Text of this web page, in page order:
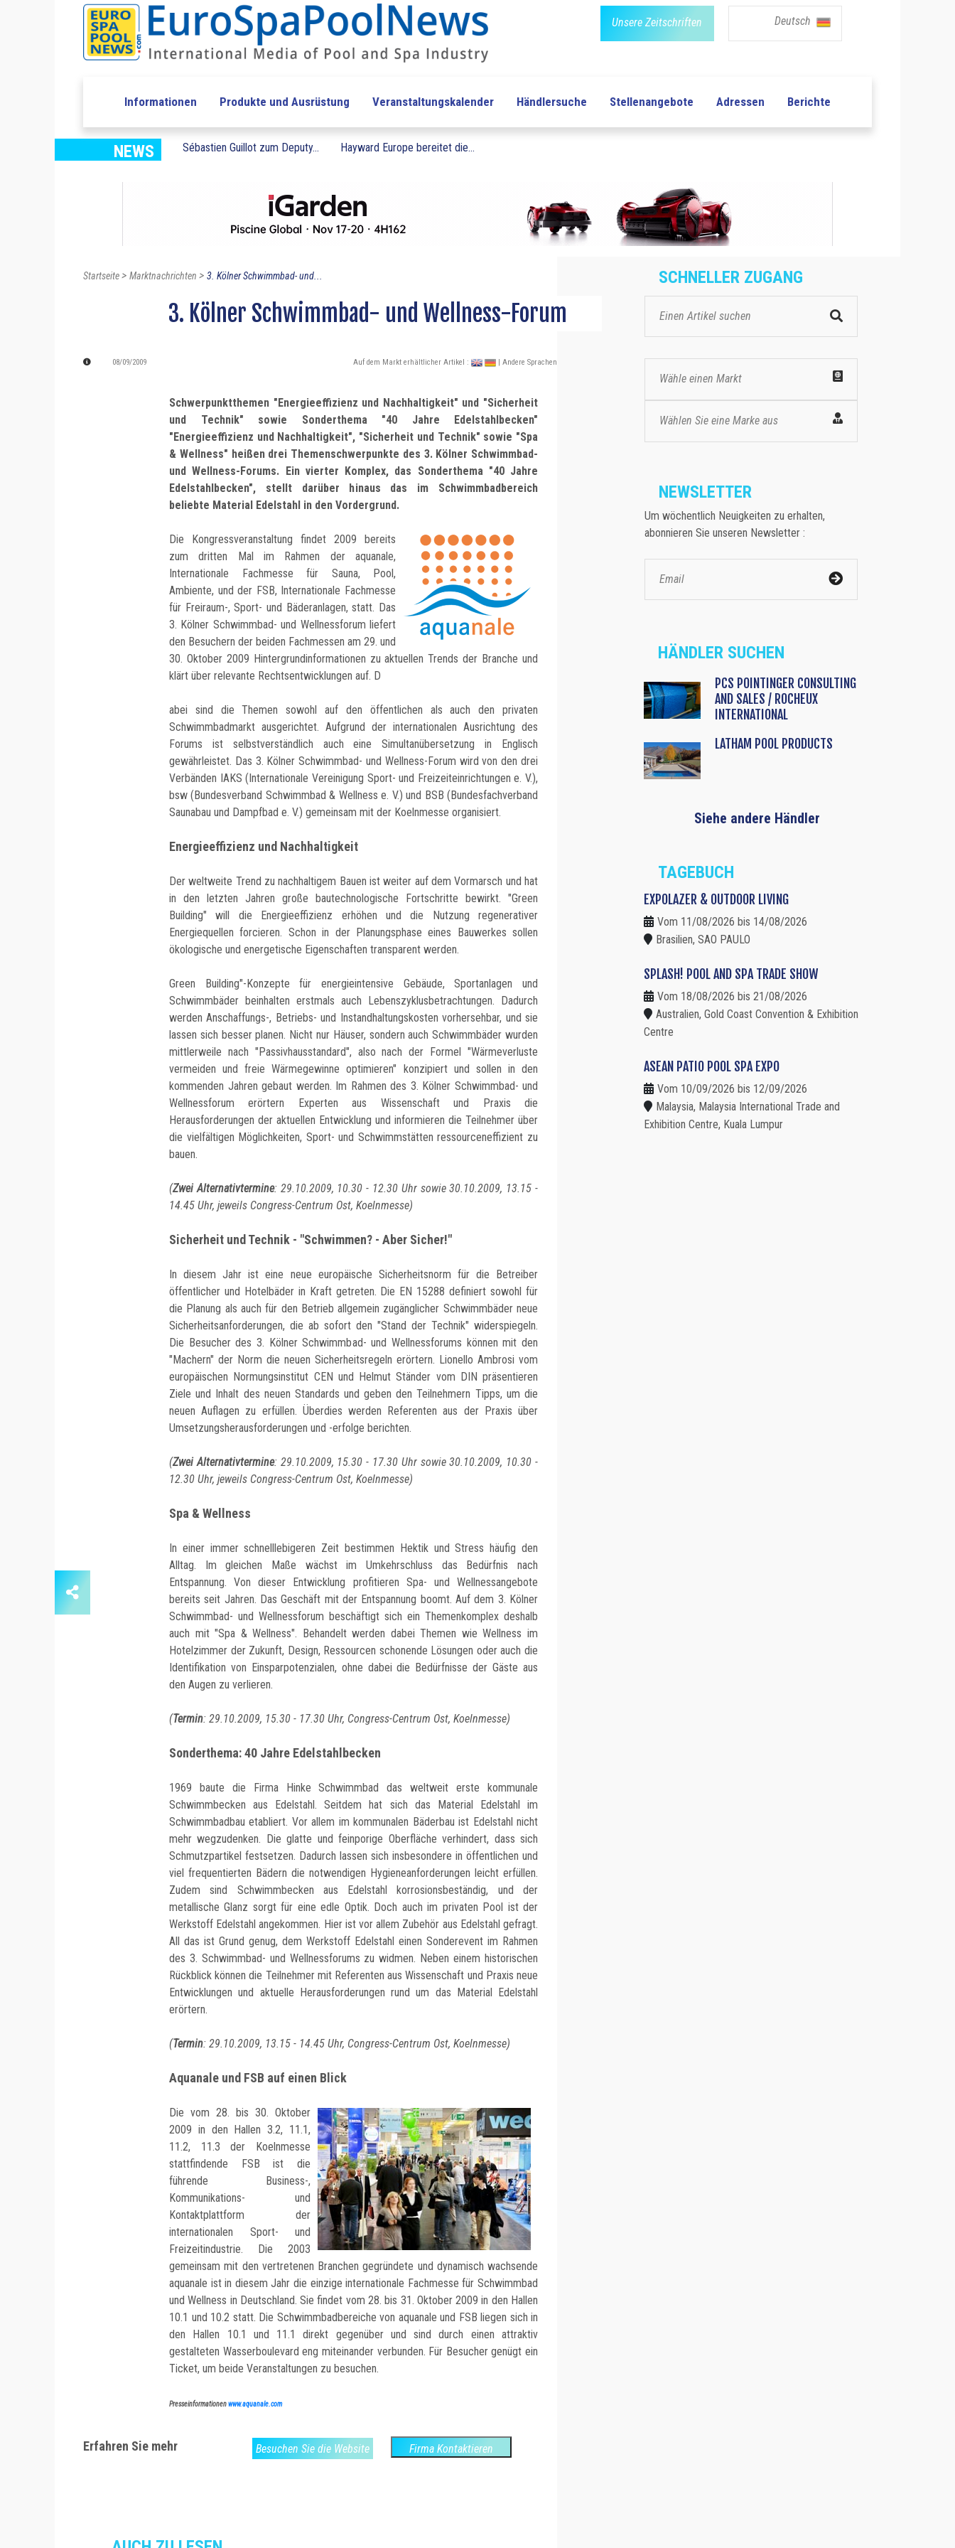
Unsere Zeitschriften Deutsch
Informationen Produkte und Ausrüstung Veranstaltungskalender Händlersuche Stellenangebote Adressen Berichte
NEWS Sébastien Guillot zum Deputy... Hayward Europe bereitet die...
Startseite> Marktnachrichten > 3. Kölner Schwimmbad- und...
3. Kölner Schwimmbad- und Wellness-Forum
08/09/2009 Auf dem Markt erhältlicher Artikel : | Andere Sprachen
Schwerpunktthemen "Energieeffizienz und Nachhaltigkeit" und "Sicherheit
und Technik" sowie Sonderthema "40 Jahre Edelstahlbecken"
"Energieeffizienz und Nachhaltigkeit", "Sicherheit und Technik" sowie "Spa
& Wellness" heißen drei Themenschwerpunkte des 3. Kölner Schwimmbad-
und Wellness-Forums. Ein vierter Komplex, das Sonderthema "40 Jahre
Edelstahlbecken", stellt darüber hinaus das im Schwimmbadbereich
beliebte Material Edelstahl in den Vordergrund.
Die Kongressveranstaltung findet 2009 bereits
zum dritten Mal im Rahmen der aquanale,
Internationale Fachmesse für Sauna, Pool,
Ambiente, und der FSB, Internationale Fachmesse
für Freiraum-, Sport- und Bäderanlagen, statt. Das
3. Kölner Schwimmbad- und Wellnessforum liefert
den Besuchern der beiden Fachmessen am 29. und
30. Oktober 2009 Hintergrundinformationen zu aktuellen Trends der Branche und
klärt über relevante Rechtsentwicklungen auf. D
abei sind die Themen sowohl auf den öffentlichen als auch den privaten
Schwimmbadmarkt ausgerichtet. Aufgrund der internationalen Ausrichtung des
Forums ist selbstverständlich auch eine Simultanübersetzung in Englisch
gewährleistet. Das 3. Kölner Schwimmbad- und Wellness-Forum wird von den drei
Verbänden IAKS (Internationale Vereinigung Sport- und Freizeiteinrichtungen e. V.),
bsw (Bundesverband Schwimmbad & Wellness e. V.) und BSB (Bundesfachverband
Saunabau und Dampfbad e. V.) gemeinsam mit der Koelnmesse organisiert.
Energieeffizienz und Nachhaltigkeit
Der weltweite Trend zu nachhaltigem Bauen ist weiter auf dem Vormarsch und hat
in den letzten Jahren große bautechnologische Fortschritte bewirkt. "Green
Building" will die Energieeffizienz erhöhen und die Nutzung regenerativer
Energiequellen forcieren. Schon in der Planungsphase eines Bauwerkes sollen
ökologische und energetische Eigenschaften transparent werden.
Green Building"-Konzepte für energieintensive Gebäude, Sportanlagen und
Schwimmbäder beinhalten erstmals auch Lebenszyklusbetrachtungen. Dadurch
werden Anschaffungs-, Betriebs- und Instandhaltungskosten vorhersehbar, und sie
lassen sich besser planen. Nicht nur Häuser, sondern auch Schwimmbäder wurden
mittlerweile nach "Passivhausstandard", also nach der Formel "Wärmeverluste
vermeiden und freie Wärmegewinne optimieren" konzipiert und sollen in den
kommenden Jahren gebaut werden. Im Rahmen des 3. Kölner Schwimmbad- und
Wellnessforum erörtern Experten aus Wissenschaft und Praxis die
Herausforderungen der aktuellen Entwicklung und informieren die Teilnehmer über
die vielfältigen Möglichkeiten, Sport- und Schwimmstätten ressourceneffizient zu
bauen.
(Zwei Alternativtermine: 29.10.2009, 10.30 - 12.30 Uhr sowie 30.10.2009, 13.15 -
14.45 Uhr, jeweils Congress-Centrum Ost, Koelnmesse)
Sicherheit und Technik - "Schwimmen? - Aber Sicher!"
In diesem Jahr ist eine neue europäische Sicherheitsnorm für die Betreiber
öffentlicher und Hotelbäder in Kraft getreten. Die EN 15288 definiert sowohl für
die Planung als auch für den Betrieb allgemein zugänglicher Schwimmbäder neue
Sicherheitsanforderungen, die ab sofort den "Stand der Technik" widerspiegeln.
Die Besucher des 3. Kölner Schwimmbad- und Wellnessforums können mit den
"Machern" der Norm die neuen Sicherheitsregeln erörtern. Lionello Ambrosi vom
europäischen Normungsinstitut CEN und Helmut Ständer vom DIN präsentieren
Ziele und Inhalt des neuen Standards und geben den Teilnehmern Tipps, um die
neuen Auflagen zu erfüllen. Überdies werden Referenten aus der Praxis über
Umsetzungsherausforderungen und -erfolge berichten.
(Zwei Alternativtermine: 29.10.2009, 15.30 - 17.30 Uhr sowie 30.10.2009, 10.30 -
12.30 Uhr, jeweils Congress-Centrum Ost, Koelnmesse)
Spa & Wellness
In einer immer schnelllebigeren Zeit bestimmen Hektik und Stress häufig den
Alltag. Im gleichen Maße wächst im Umkehrschluss das Bedürfnis nach
Entspannung. Von dieser Entwicklung profitieren Spa- und Wellnessangebote
bereits seit Jahren. Das Geschäft mit der Entspannung boomt. Auf dem 3. Kölner
Schwimmbad- und Wellnessforum beschäftigt sich ein Themenkomplex deshalb
auch mit "Spa & Wellness". Behandelt werden dabei Themen wie Wellness im
Hotelzimmer der Zukunft, Design, Ressourcen schonende Lösungen oder auch die
Identifikation von Einsparpotenzialen, ohne dabei die Bedürfnisse der Gäste aus
den Augen zu verlieren.
(Termin: 29.10.2009, 15.30 - 17.30 Uhr, Congress-Centrum Ost, Koelnmesse)
Sonderthema: 40 Jahre Edelstahlbecken
1969 baute die Firma Hinke Schwimmbad das weltweit erste kommunale
Schwimmbecken aus Edelstahl. Seitdem hat sich das Material Edelstahl im
Schwimmbadbau etabliert. Vor allem im kommunalen Bäderbau ist Edelstahl nicht
mehr wegzudenken. Die glatte und feinporige Oberfläche verhindert, dass sich
Schmutzpartikel festsetzen. Dadurch lassen sich insbesondere in öffentlichen und
viel frequentierten Bädern die notwendigen Hygieneanforderungen leicht erfüllen.
Zudem sind Schwimmbecken aus Edelstahl korrosionsbeständig, und der
metallische Glanz sorgt für eine edle Optik. Doch auch im privaten Pool ist der
Werkstoff Edelstahl angekommen. Hier ist vor allem Zubehör aus Edelstahl gefragt.
All das ist Grund genug, dem Werkstoff Edelstahl einen Sonderevent im Rahmen
des 3. Schwimmbad- und Wellnessforums zu widmen. Neben einem historischen
Rückblick können die Teilnehmer mit Referenten aus Wissenschaft und Praxis neue
Entwicklungen und aktuelle Herausforderungen rund um das Material Edelstahl
erörtern.
(Termin: 29.10.2009, 13.15 - 14.45 Uhr, Congress-Centrum Ost, Koelnmesse)
Aquanale und FSB auf einen Blick
Die vom 28. bis 30. Oktober
2009 in den Hallen 3.2, 11.1,
11.2, 11.3 der Koelnmesse
stattfindende FSB ist die
führende Business-,
Kommunikations- und
Kontaktplattform der
internationalen Sport- und
Freizeitindustrie. Die 2003
gemeinsam mit den vertretenen Branchen gegründete und dynamisch wachsende
aquanale ist in diesem Jahr die einzige internationale Fachmesse für Schwimmbad
und Wellness in Deutschland. Sie findet vom 28. bis 31. Oktober 2009 in den Hallen
10.1 und 10.2 statt. Die Schwimmbadbereiche von aquanale und FSB liegen sich in
den Hallen 10.1 und 11.1 direkt gegenüber und sind durch einen attraktiv
gestalteten Wasserboulevard eng miteinander verbunden. Für Besucher genügt ein
Ticket, um beide Veranstaltungen zu besuchen.
Presseinformationenwww.aquanale.com
Erfahren Sie mehr Besuchen Sie die Website Firma Kontaktieren
SCHNELLER ZUGANG
Wähle einen Markt
Wählen Sie eine Marke aus
NEWSLETTER
Um wöchentlich Neuigkeiten zu erhalten,
abonnieren Sie unseren Newsletter :
HÄNDLER SUCHEN
PCS POINTINGER CONSULTING
AND SALES / ROCHEUX
INTERNATIONAL
LATHAM POOL PRODUCTS
Siehe andere Händler
TAGEBUCH
EXPOLAZER & OUTDOOR LIVING
Vom 11/08/2026 bis 14/08/2026
Brasilien, SAO PAULO
SPLASH! POOL AND SPA TRADE SHOW
Vom 18/08/2026 bis 21/08/2026
Australien, Gold Coast Convention & Exhibition
Centre
ASEAN PATIO POOL SPA EXPO
Vom 10/09/2026 bis 12/09/2026
Malaysia, Malaysia International Trade and
Exhibition Centre, Kuala Lumpur